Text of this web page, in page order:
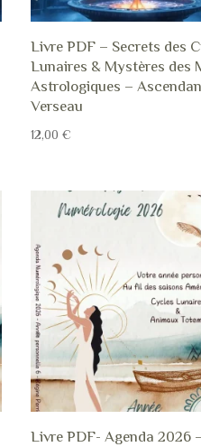
Livre PDF – Secrets des
Lunaires & Mystères des
Astrologiques –
Verseau
12,00€
Livre PDF- Agenda 2026